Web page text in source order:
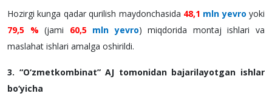
Hozirgi kunga qadar qurilish maydonchasida 48,1 mln yevro yoki
79,5 % (jami 60,5 mln yevro) miqdorida montaj ishlari va
maslahat ishlari amalga oshirildi.
3. “O‘zmetkombinat” AJ tomonidan bajarilayotgan ishlar
bo‘yicha